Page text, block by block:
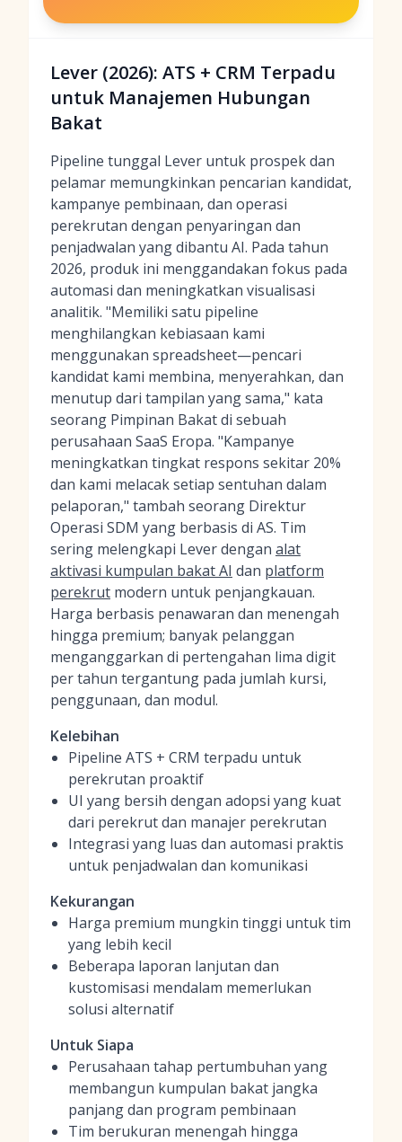
Lever (2026): ATS + CRM Terpadu
untuk Manajemen Hubungan
Bakat
Pipeline tunggal Lever untuk prospek dan
pelamar memungkinkan pencarian kandidat,
kampanye pembinaan, dan operasi
perekrutan dengan penyaringan dan
penjadwalan yang dibantu AI. Pada tahun
2026, produk ini menggandakan fokus pada
automasi dan meningkatkan visualisasi
analitik. "Memiliki satu pipeline
menghilangkan kebiasaan kami
menggunakan spreadsheet—pencari
kandidat kami membina, menyerahkan, dan
menutup dari tampilan yang sama," kata
seorang Pimpinan Bakat di sebuah
perusahaan SaaS Eropa. "Kampanye
meningkatkan tingkat respons sekitar 20%
dan kami melacak setiap sentuhan dalam
pelaporan," tambah seorang Direktur
Operasi SDM yang berbasis di AS. Tim
sering melengkapi Lever dengan alat
aktivasi kumpulan bakat AI dan platform
perekrut modern untuk penjangkauan.
Harga berbasis penawaran dan menengah
hingga premium; banyak pelanggan
menganggarkan di pertengahan lima digit
per tahun tergantung pada jumlah kursi,
penggunaan, dan modul.
Kelebihan
Pipeline ATS + CRM terpadu untuk
perekrutan proaktif
UI yang bersih dengan adopsi yang kuat
dari perekrut dan manajer perekrutan
Integrasi yang luas dan automasi praktis
untuk penjadwalan dan komunikasi
Kekurangan
Harga premium mungkin tinggi untuk tim
yang lebih kecil
Beberapa laporan lanjutan dan
kustomisasi mendalam memerlukan
solusi alternatif
Untuk Siapa
Perusahaan tahap pertumbuhan yang
membangun kumpulan bakat jangka
panjang dan program pembinaan
Tim berukuran menengah hingga